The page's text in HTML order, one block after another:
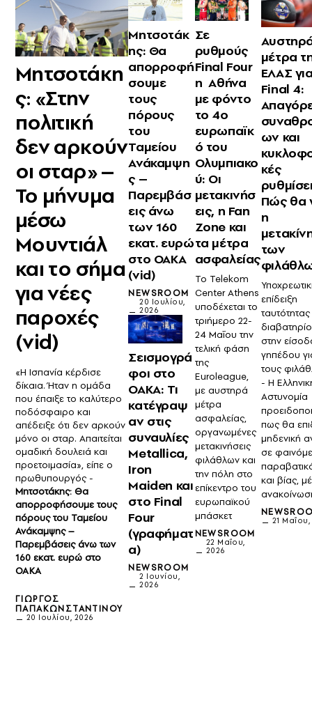
Μητσοτάκη
ς: «Στην
πολιτική
δεν αρκούν
οι σταρ» –
Το μήνυμα
μέσω
Μουντιάλ
και το σήμα
για νέες
παροχές
(vid)
«Η Ισπανία κέρδισε
δίκαια. Ήταν η ομάδα
που έπαιξε το καλύτερο
ποδόσφαιρο και
απέδειξε ότι δεν αρκούν
μόνο οι σταρ. Απαιτείται
ομαδική δουλειά και
προετοιμασία», είπε ο
πρωθυπουργός -
Μητσοτάκης: Θα
απορροφήσουμε τους
πόρους του Ταμείου
Ανάκαμψης –
Παρεμβάσεις άνω των
160 εκατ. ευρώ στο
ΟΑΚΑ
ΓΙΏΡΓΟΣ
ΠΑΠΑΚΩΝΣΤΑΝΤΊΝΟΥ
20 Ιουλίου, 2026
Μητσοτάκ
ης: Θα
απορροφή
σουμε
τους
πόρους
του
Ταμείου
Ανάκαμψη
ς –
Παρεμβάσ
εις άνω
των 160
εκατ. ευρώ
στο ΟΑΚΑ
(vid)
NEWSROOM
20 Ιουλίου,
2026
Σεισμογρά
φοι στο
ΟΑΚΑ: Τι
κατέγραψ
αν στις
συναυλίες
Metallica,
Iron
Maiden και
στο Final
Four
(γραφήματ
α)
NEWSROOM
2 Ιουνίου,
2026
Σε
ρυθμούς
Final Four
η Αθήνα
με φόντο
το 4ο
ευρωπαϊκ
ό του
Ολυμπιακο
ύ: Οι
μετακινήσ
εις, η Fan
Zone και
τα μέτρα
ασφαλείας
Το Telekom
Center Athens
υποδέχεται το
τριήμερο 22-
24 Μαΐου την
τελική φάση
της
Euroleague,
με αυστηρά
μέτρα
ασφαλείας,
οργανωμένες
μετακινήσεις
φιλάθλων και
την πόλη στο
επίκεντρο του
ευρωπαϊκού
μπάσκετ
NEWSROOM
22 Μαΐου,
2026
μέτρα
ΕΛΑΣ
Final 4:
ων και
κές
Πώς θα
η
των
επίδειξη
στην
γηπέδου
τους
- Η
Αστυνομία
πως θα
μηδενική
σε
και βίας,
21